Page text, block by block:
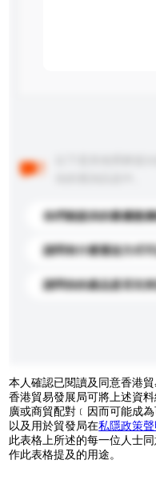
你們能提供的最優惠價
請問有什麼運送方式可
請問你的產品是否支持
本人確認已閱讀及同意香港
香港貿易發展局可將上述資
廣或商貿配對﹝因而可能成
以及用於貿發局在私隱政策
此表格上所述的每一位人士
作此表格提及的用途。